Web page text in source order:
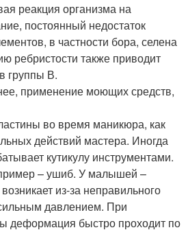
реакция организма на
постоянный недостаток
в частности бора, селена
ребристости также приводит
группы В.
применение моющих средств,
во время маникюра, как
действий мастера. Иногда
кутикулу инструментами.
– ушиб. У малышей –
из-за неправильного
давлением. При
деформация быстро проходит по